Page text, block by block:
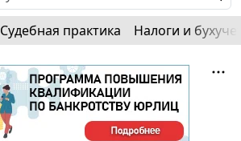
Судебная практика Налоги и